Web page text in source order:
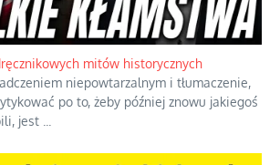
mitów historycznych
niepowtarzalnym i tłumaczenie,
po to, żeby później znowu jakiegoś
jest